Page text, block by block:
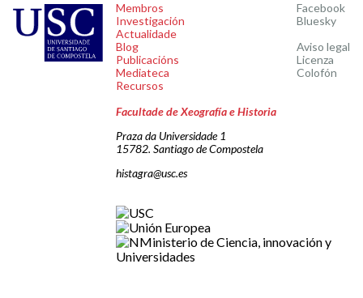
Membros
Investigación
Actualidade
Blog
Publicacións
Mediateca
Recursos
Facebook
Bluesky
Aviso legal
Licenza
Colofón
Facultade de Xeografía e Historia
Praza da Universidade 1
15782. Santiago de Compostela
histagra@usc.es